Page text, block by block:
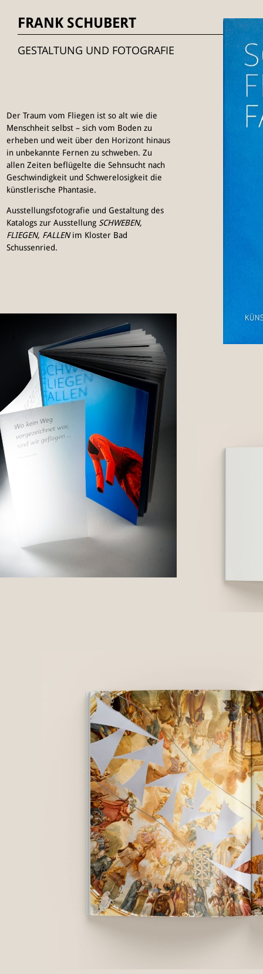
FRANK SCHUBERT
Der Traum vom Fliegen ist so alt wie die
Menschheit selbst – sich vom Boden zu
erheben und weit über den Horizont hinaus
in unbekannte Fernen zu schweben. Zu
allen Zeiten beflügelte die Sehnsucht nach
Geschwindigkeit und Schwerelosigkeit die
künstlerische Phantasie.
Ausstellungsfotografie und Gestaltung des
Katalogs zur Ausstellung SCHWEBEN,
FLIEGEN, FALLENim Kloster Bad
Schussenried.
GESTALTUNG UND FOTOGRAFIE